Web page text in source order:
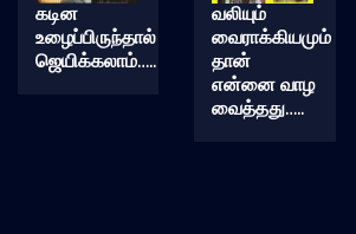
கடின
உழைப்பிருந்தால்
ஜெயிக்கலாம்…..
வலியும்
வைராக்கியமும்
தான்
என்னை வாழ
வைத்தது…..